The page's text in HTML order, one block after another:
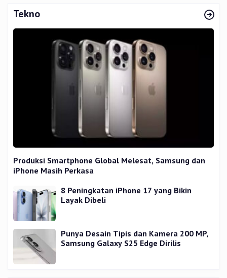
Tekno
Produksi Smartphone Global Melesat, Samsung dan
iPhone Masih Perkasa
8 Peningkatan iPhone 17 yang Bikin
Layak Dibeli
Punya Desain Tipis dan Kamera 200 MP,
Samsung Galaxy S25 Edge Dirilis